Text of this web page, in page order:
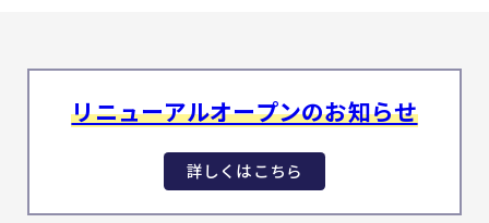
リニューアルオープンのお知らせ
詳しくはこちら